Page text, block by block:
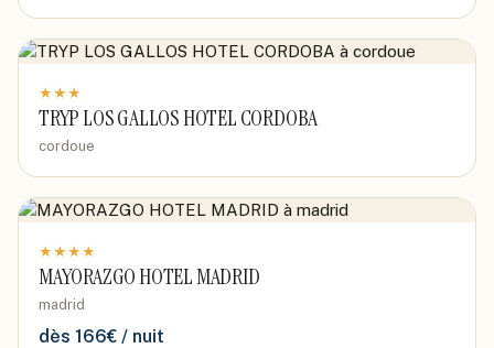
★ ★ ★
TRYP LOS GALLOS HOTEL CORDOBA
cordoue
★ ★ ★ ★
MAYORAZGO HOTEL MADRID
madrid
dès 166€ / nuit